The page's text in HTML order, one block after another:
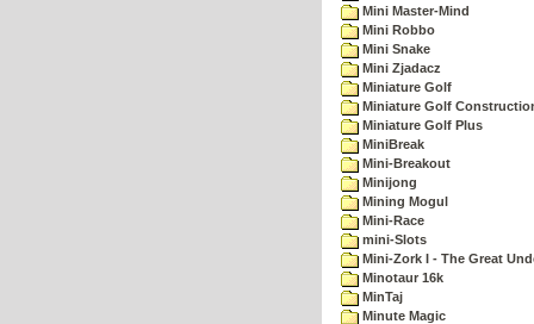
Mini Master-Mind
Mini Robbo
Mini Snake
Mini Zjadacz
Miniature Golf
Miniature Golf
Miniature Golf Plus
MiniBreak
Mini-Breakout
Minijong
Mining Mogul
Mini-Race
mini-Slots
Mini-Zork I - The Great
Minotaur 16k
MinTaj
Minute Magic